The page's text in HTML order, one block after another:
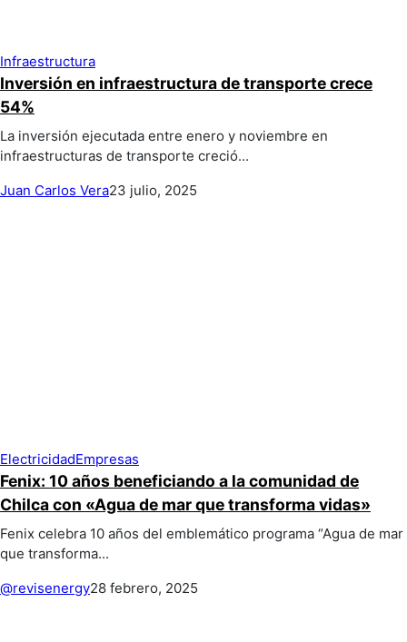
Infraestructura
Inversión en infraestructura de transporte crece
54%
La inversión ejecutada entre enero y noviembre en
infraestructuras de transporte creció...
Juan Carlos Vera23 julio, 2025
ElectricidadEmpresas
Fenix: 10 años beneficiando a la comunidad de
Chilca con «Agua de mar que transforma vidas»
Fenix celebra 10 años del emblemático programa “Agua de mar
que transforma...
@revisenergy28 febrero, 2025